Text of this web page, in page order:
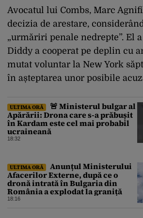
Avocatul lui Combs, Marc
decizia de arestare,
„urmăriri penale nedrepte”. El
Diddy a cooperat pe deplin cu
mutat voluntar la New York
în așteptarea unor posibile
ULTIMA ORĂ
🚨 Ministerul bulgar al
Apărării: Drona care s-a prăbușit
în Kardam este cel mai probabil
ucraineană
18:32
ULTIMA ORĂ
Anunțul Ministerului
Afacerilor Externe, după ce o
dronă intrată în Bulgaria din
România a explodat la graniță
18:16